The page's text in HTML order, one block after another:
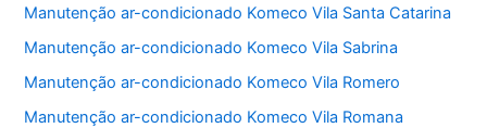
Manutenção ar-condicionado Komeco Vila Santa Catarina
Manutenção ar-condicionado Komeco Vila Sabrina
Manutenção ar-condicionado Komeco Vila Romero
Manutenção ar-condicionado Komeco Vila Romana